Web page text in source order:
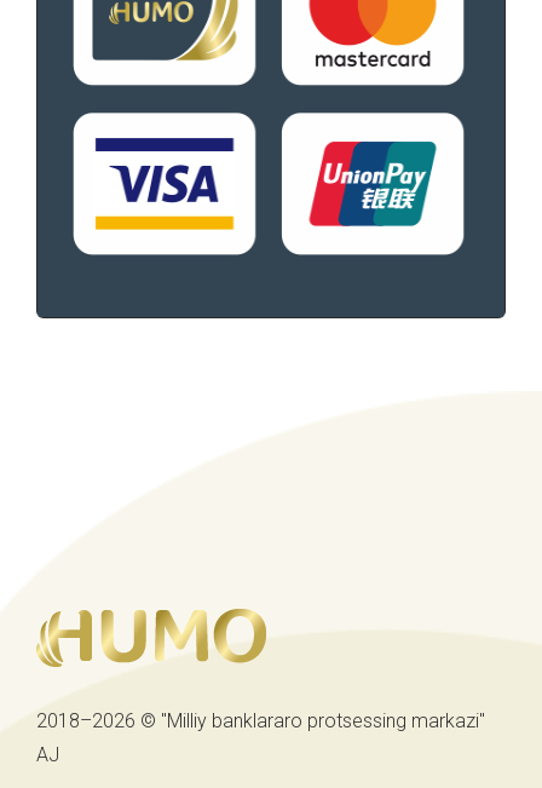
2018–2026 © "Milliy banklararo protsessing markazi"
AJ